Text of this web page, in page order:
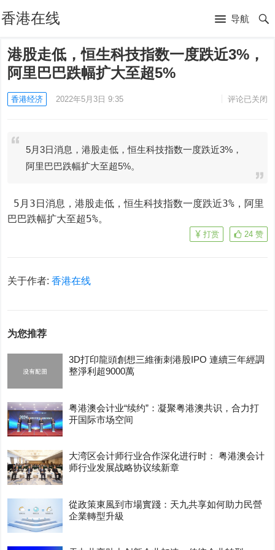
香港在线 导航
港股走低，恒生科技指数一度跌近3%，
阿里巴巴跌幅扩大至超5%
香港经济 2022年5月3日 9:35 评论已关闭
5月3日消息，港股走低，恒生科技指数一度跌近3%，
阿里巴巴跌幅扩大至超5%。
巴巴跌幅扩大至超5%。
24 赞
打赏
关于作者:香港在线
为您推荐
3D打印龍頭創想三維衝刺港股IPO 連續三年經調
整淨利超9000萬
粤港澳会计业“续约”：凝聚粤港澳共识，合力打
开国际市场空间
大湾区会计师行业合作深化进行时： 粤港澳会计
师行业发展战略协议续新章
從政策東風到市場實踐：天九共享如何助力民營
企業轉型升級